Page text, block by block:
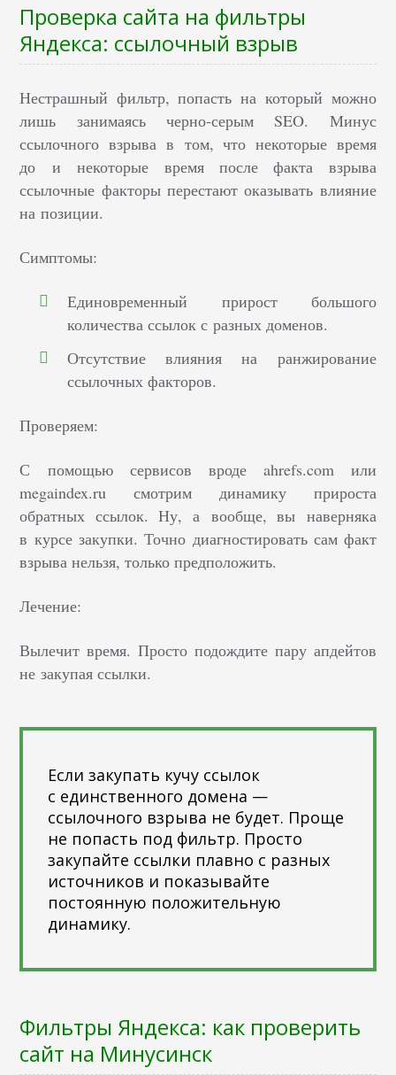
Проверка сайта на фильтры
Яндекса: ссылочный взрыв
Нестрашный фильтр, попасть на который можно
лишь занимаясь черно-серым SEO. Минус
ссылочного взрыва в том, что некоторые время
до и некоторые время после факта взрыва
ссылочные факторы перестают оказывать влияние
на позиции.
Симптомы:
Единовременный прирост большого
количества ссылок с разных доменов.
Отсутствие влияния на ранжирование
ссылочных факторов.
Проверяем:
С помощью сервисов вроде ahrefs.com или
megaindex.ru смотрим динамику прироста
обратных ссылок. Ну, а вообще, вы наверняка
в курсе закупки. Точно диагностировать сам факт
взрыва нельзя, только предположить.
Лечение:
Вылечит время. Просто подождите пару апдейтов
не закупая ссылки.
Если закупать кучу ссылок
с единственного домена —
ссылочного взрыва не будет. Проще
не попасть под фильтр. Просто
закупайте ссылки плавно с разных
источников и показывайте
постоянную положительную
динамику.
Фильтры Яндекса: как проверить
сайт на Минусинск